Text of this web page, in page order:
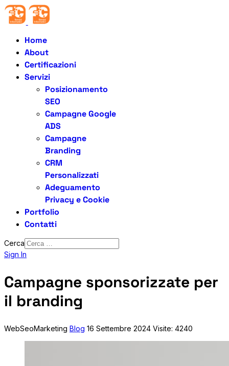
Home
About
Certificazioni
Servizi
Posizionamento
SEO
Campagne Google
ADS
Campagne
Branding
CRM
Personalizzati
Adeguamento
Privacy e Cookie
Portfolio
Contatti
Cerca
Sign In
Campagne sponsorizzate per
il branding
WebSeoMarketing Blog 16 Settembre 2024 Visite: 4240